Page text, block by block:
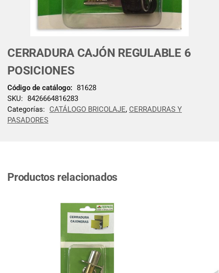
CERRADURA CAJÓN REGULABLE 6
POSICIONES
Código de catálogo: 81628
SKU: 8426664816283
Categorías:
CATÁLOGO BRICOLAJE, CERRADURAS Y
PASADORES
Productos relacionados